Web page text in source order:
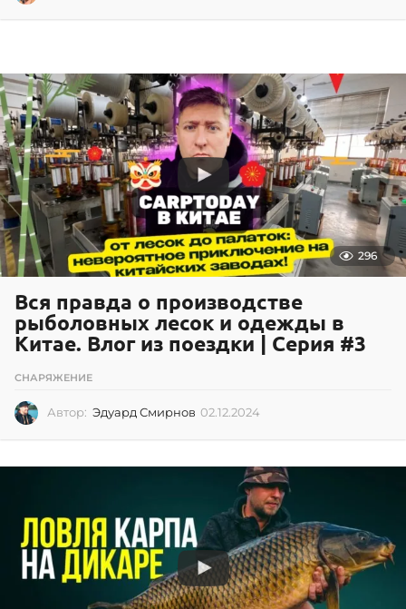
.
2
0
2
0
296
Вся правда о производстве
рыболовных лесок и одежды в
Китае. Влог из поездки | Серия #3
СНАРЯЖЕНИЕ
Автор: Эдуард Смирнов 02.12.2024
1
2
.
2
0
2
4